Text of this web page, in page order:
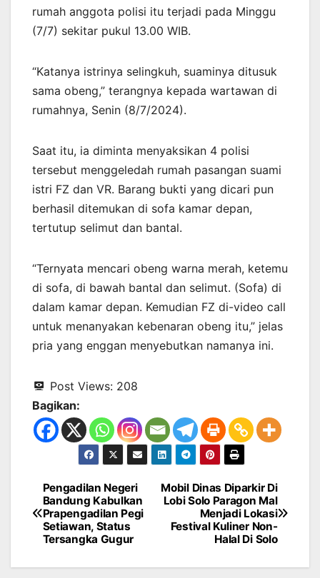
rumah anggota polisi itu terjadi pada Minggu
(7/7) sekitar pukul 13.00 WIB.
“Katanya istrinya selingkuh, suaminya ditusuk
sama obeng,” terangnya kepada wartawan di
rumahnya, Senin (8/7/2024).
Saat itu, ia diminta menyaksikan 4 polisi
tersebut menggeledah rumah pasangan suami
istri FZ dan VR. Barang bukti yang dicari pun
berhasil ditemukan di sofa kamar depan,
tertutup selimut dan bantal.
“Ternyata mencari obeng warna merah, ketemu
di sofa, di bawah bantal dan selimut. (Sofa) di
dalam kamar depan. Kemudian FZ di-video call
untuk menanyakan kebenaran obeng itu,” jelas
pria yang enggan menyebutkan namanya ini.
Post Views: 208
Bagikan:
Navigasi
pos
Mobil Dinas Diparkir Di
Lobi Solo Paragon Mal
Menjadi Lokasi
Festival Kuliner Non-
Halal Di Solo
Pengadilan Negeri
Bandung Kabulkan
Prapengadilan Pegi
Setiawan, Status
Tersangka Gugur